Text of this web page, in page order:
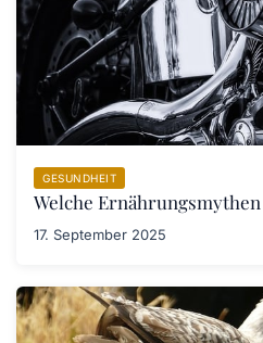
GESUNDHEIT
Welche
17. September 2025